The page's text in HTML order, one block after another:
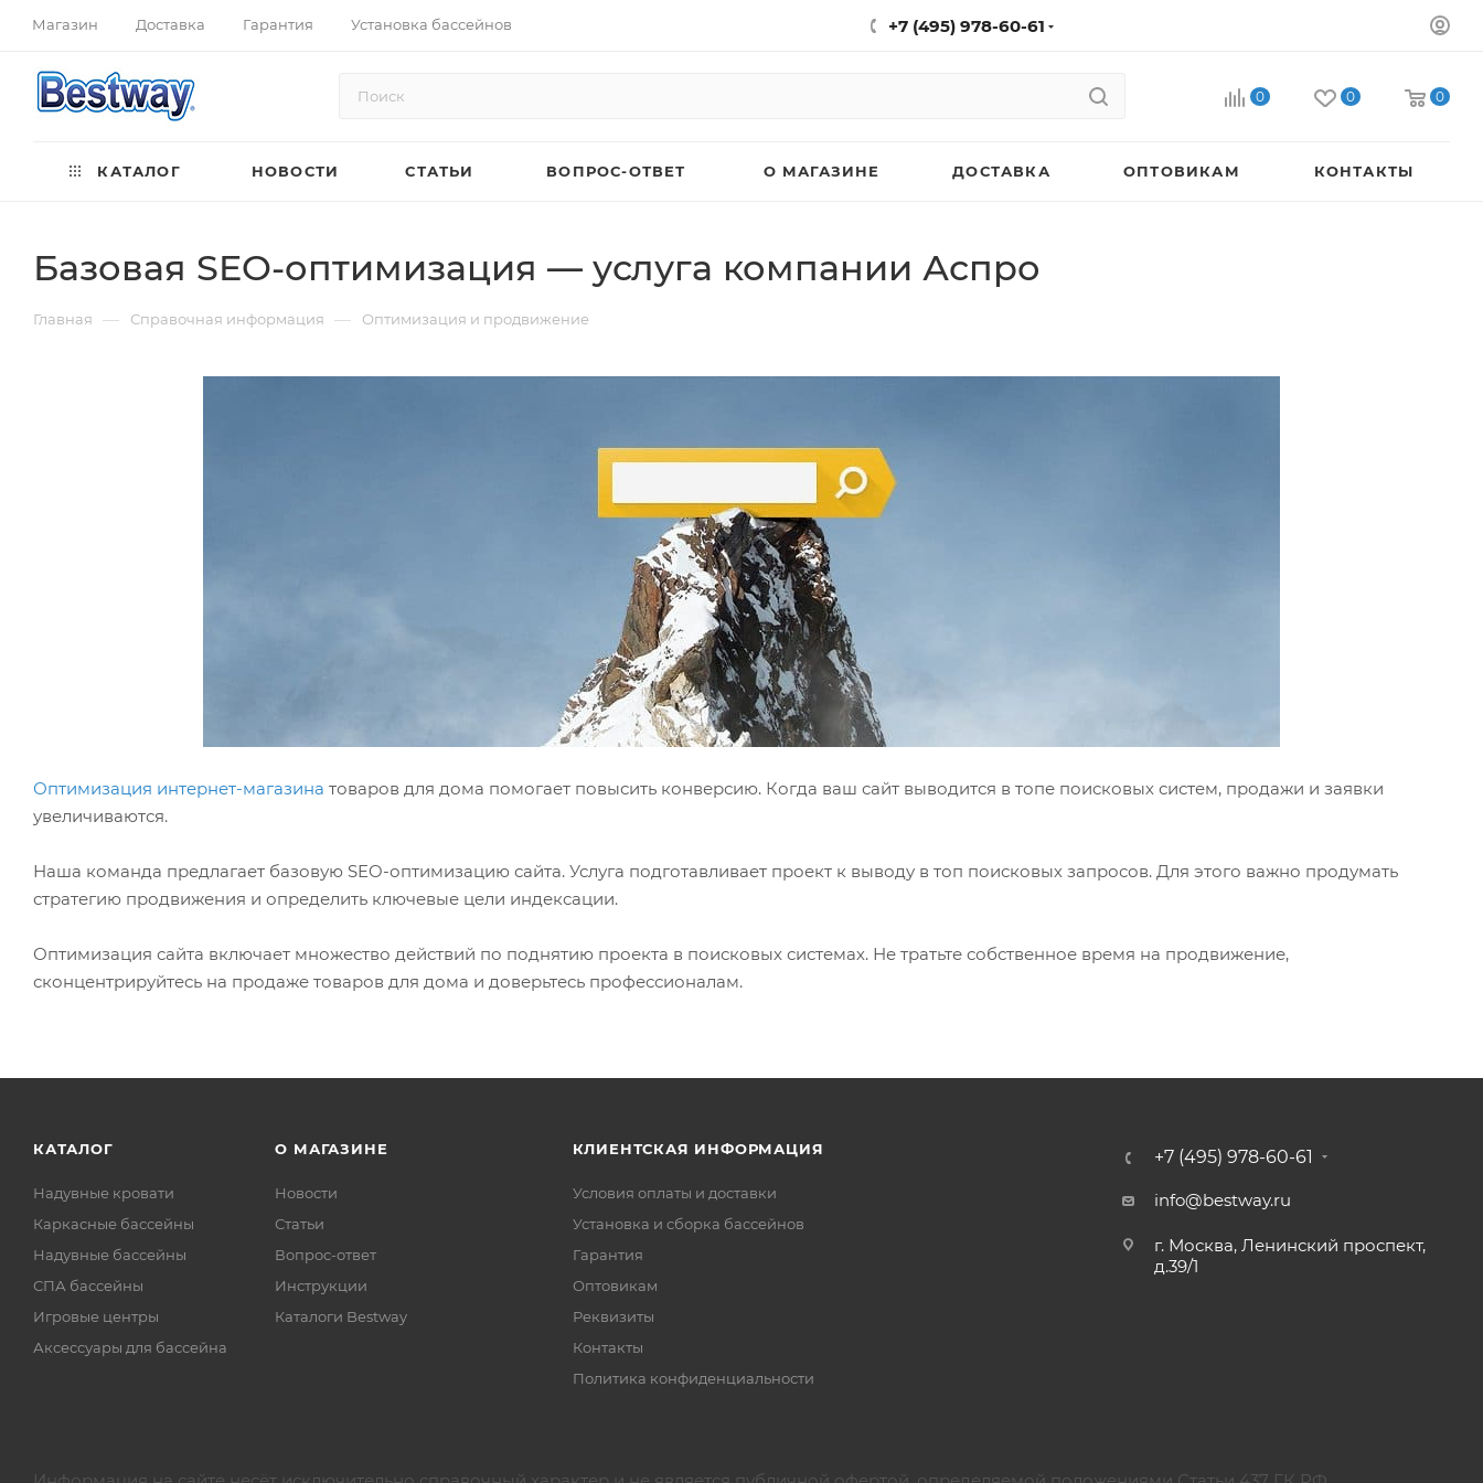
Магазин Доставка Гарантия Установка бассейнов +7 (495) 978-60-61
0 0 0
КАТАЛОГ НОВОСТИ СТАТЬИ ВОПРОС-ОТВЕТ О МАГАЗИНЕ ДОСТАВКА ОПТОВИКАМ КОНТАКТЫ
Базовая SEO-оптимизация — услуга компании Аспро
Главная — Справочная информация — Оптимизация и продвижение
Оптимизация интернет-магазина товаров для дома помогает повысить конверсию. Когда ваш сайт выводится в топе поисковых систем, продажи и заявки
увеличиваются.
Наша команда предлагает базовую SEO-оптимизацию сайта. Услуга подготавливает проект к выводу в топ поисковых запросов. Для этого важно продумать
стратегию продвижения и определить ключевые цели индексации.
Оптимизация сайта включает множество действий по поднятию проекта в поисковых системах. Не тратьте собственное время на продвижение,
сконцентрируйтесь на продаже товаров для дома и доверьтесь профессионалам.
КАТАЛОГ
Надувные кровати
Каркасные бассейны
Надувные бассейны
СПА бассейны
Игровые центры
Аксессуары для бассейна
О МАГАЗИНЕ
Новости
Статьи
Вопрос-ответ
Инструкции
Каталоги Bestway
КЛИЕНТСКАЯ ИНФОРМАЦИЯ
Условия оплаты и доставки
Установка и сборка бассейнов
Гарантия
Оптовикам
Реквизиты
Контакты
Политика конфиденциальности
+7 (495) 978-60-61
info@bestway.ru
г. Москва, Ленинский проспект,
д.39/1